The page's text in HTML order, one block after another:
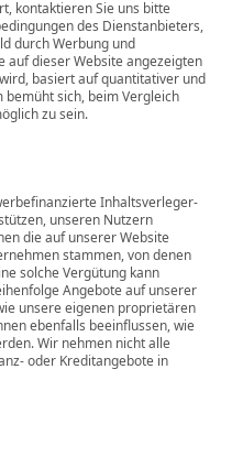
kontaktieren Sie uns bitte
des Dienstanbieters,
durch Werbung und
auf dieser Website angezeigten
basiert auf quantitativer und
bemüht sich, beim Vergleich
zu sein.
Inhaltsverleger-
unseren Nutzern
die auf unserer Website
stammen, von denen
solche Vergütung kann
Angebote auf unserer
unsere eigenen proprietären
ebenfalls beeinflussen, wie
Wir nehmen nicht alle
oder Kreditangebote in